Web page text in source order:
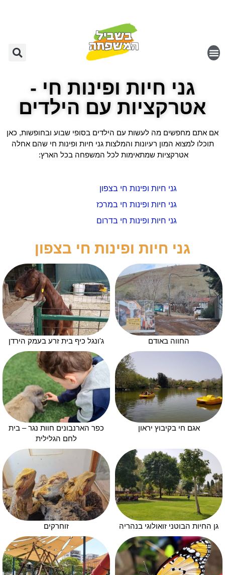
גני חיות ופינות חי -
אטרקציות עם הילדים
אם אתם מחפשים מה לעשות עם הילדים בסופי שבוע ובחופשות, כאן
תוכלו למצוא המון רעיונות והמלצות גני חיות ופינות חי שהם אחלה
אטרקציות שמתאימות לכל המשפחה בכל הארץ:
גני חיות ופינות חי בצפון
גני חיות ופינות חי במרכז
גני חיות ופינות חי בדרום
גני חיות ופינות חי בצפון
החווה באודם ג'ונגל כיף בית זרע בעמק הירדן
אגם חי בקיבוץ יראון
כפר הארנבונים חוות נגר – בית
לחם הגלילית
גן החיות הבוטני זואולוגי בנהריה זוחרקים